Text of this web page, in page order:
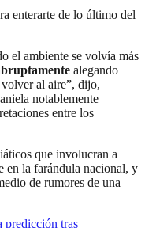
enterarte de lo último del
el ambiente se volvía más
alegando
al aire”, dijo,
notablemente
entre los
que involucran a
en la farándula nacional, y
de rumores de una
predicción tras